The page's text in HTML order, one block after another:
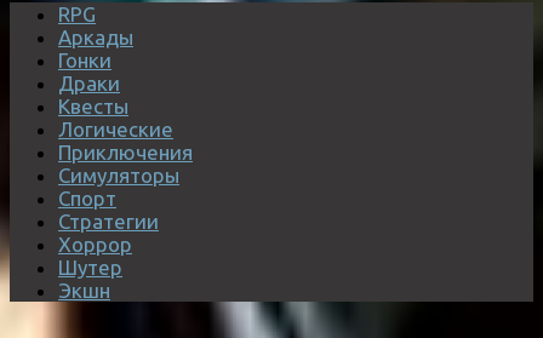
RPG
Аркады
Гонки
Драки
Квесты
Логические
Приключения
Симуляторы
Спорт
Стратегии
Хоррор
Шутер
Экшн